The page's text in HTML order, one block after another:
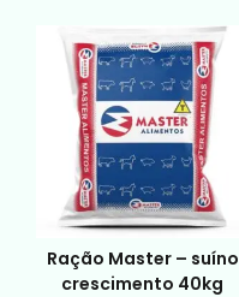
Ração Master – suíno
crescimento 40kg